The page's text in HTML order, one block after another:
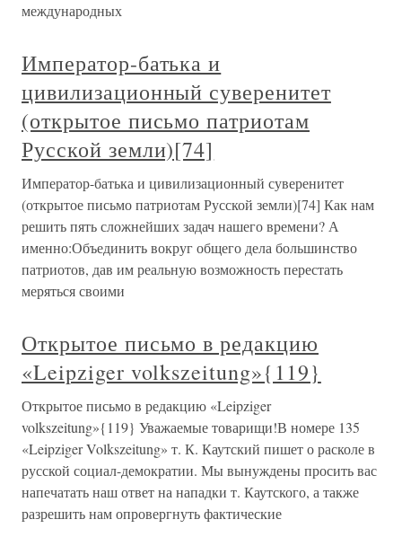
международных
Император-батька и
цивилизационный суверенитет
(открытое письмо патриотам
Русской земли)[74]
Император-батька и цивилизационный суверенитет
(открытое письмо патриотам Русской земли)[74] Как нам
решить пять сложнейших задач нашего времени? А
именно:Объединить вокруг общего дела большинство
патриотов, дав им реальную возможность перестать
меряться своими
Открытое письмо в редакцию
«Leipziger volkszeitung»{119}
Открытое письмо в редакцию «Leipziger
volkszeitung»{119} Уважаемые товарищи!В номере 135
«Leipziger Volkszeitung» т. К. Каутский пишет о расколе в
русской социал-демократии. Мы вынуждены просить вас
напечатать наш ответ на нападки т. Каутского, а также
разрешить нам опровергнуть фактические